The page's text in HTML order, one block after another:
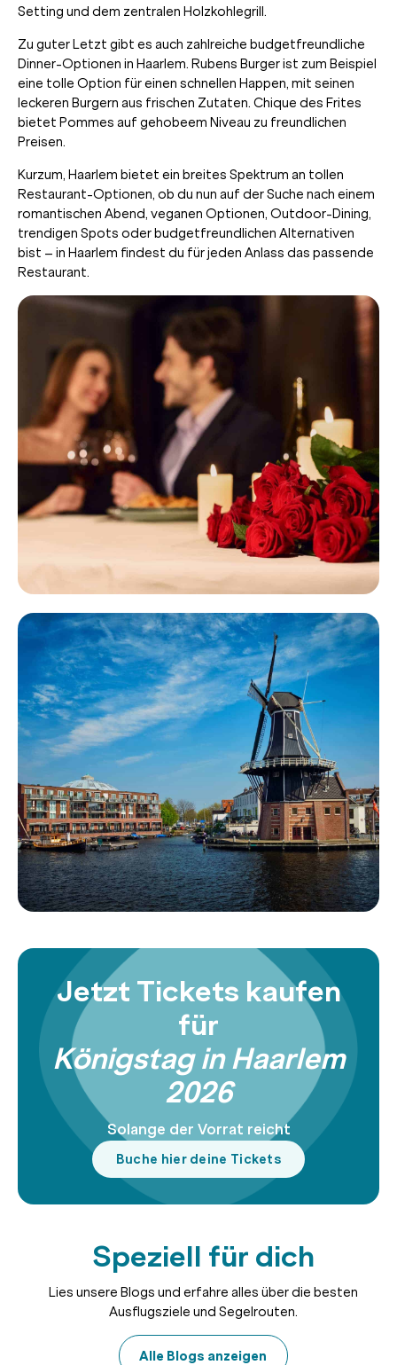
Setting und dem zentralen Holzkohlegrill.
Zu guter Letzt gibt es auch zahlreiche budgetfreundliche
Dinner-Optionen in Haarlem. Rubens Burger ist zum Beispiel
eine tolle Option für einen schnellen Happen, mit seinen
leckeren Burgern aus frischen Zutaten. Chique des Frites
bietet Pommes auf gehobeem Niveau zu freundlichen
Preisen.
Kurzum, Haarlem bietet ein breites Spektrum an tollen
Restaurant-Optionen, ob du nun auf der Suche nach einem
romantischen Abend, veganen Optionen, Outdoor-Dining,
trendigen Spots oder budgetfreundlichen Alternativen
bist – in Haarlem findest du für jeden Anlass das passende
Restaurant.
Jetzt Tickets kaufen
für
Königstag in Haarlem
2026
Solange der Vorrat reicht
Buche hier deine Tickets
Speziell für dich
Lies unsere Blogs und erfahre alles über die besten
Ausflugsziele und Segelrouten.
Alle Blogs anzeigen